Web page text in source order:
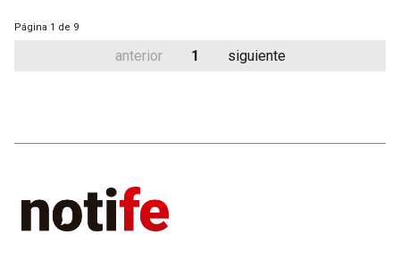
Página 1 de 9
anterior 1 siguiente